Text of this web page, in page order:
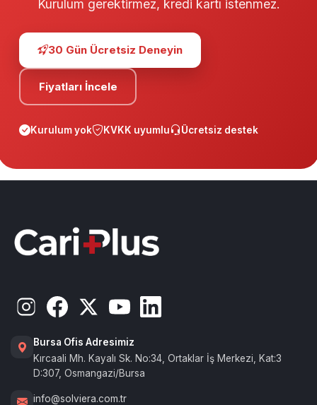
Kurulum gerektirmez, kredi kartı istenmez.
30 Gün Ücretsiz Deneyin
Fiyatları İncele
Kurulum yok KVKK uyumlu Ücretsiz destek
Bursa Ofis Adresimiz
Kırcaali Mh. Kayalı Sk. No:34, Ortaklar İş Merkezi, Kat:3
D:307, Osmangazi/Bursa
info@solviera.com.tr